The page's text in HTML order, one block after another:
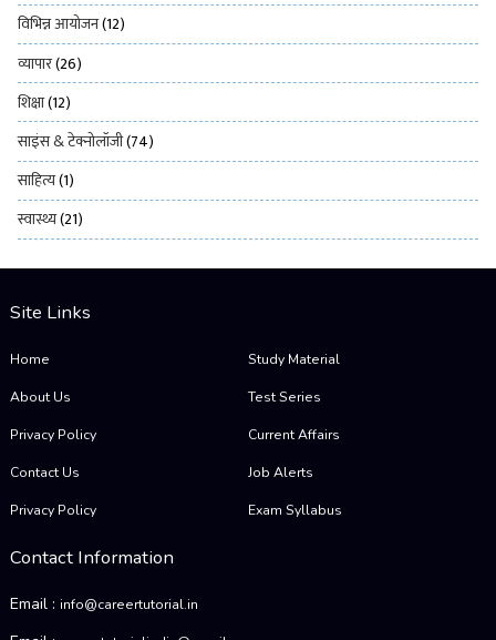
विभिन्न आयोजन(12)
व्यापार(26)
शिक्षा(12)
साइंस & टेक्नोलॉजी(74)
साहित्य(1)
स्वास्थ्य(21)
Site Links
Home
About Us
Privacy Policy
Contact Us
Privacy Policy
Study Material
Test Series
Current Affairs
Job Alerts
Exam Syllabus
Contact Information
Email : info@careertutorial.in